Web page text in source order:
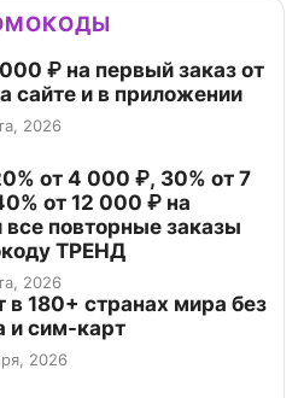
₽ на первый заказ от
сайте и в приложении
2026
от 4 000 ₽, 30% от 7
от 12 000 ₽ на
все повторные заказы
ТРЕНД
2026
в 180+ странах мира без
и сим-карт
2026